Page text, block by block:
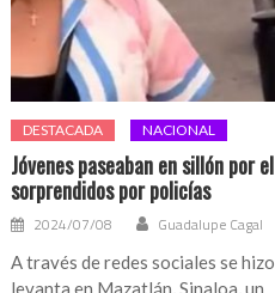
DESTACADA NACIONAL
Jóvenes paseaban en sillón por
sorprendidos por policías
2024/07/08 Guadalupe Cagal
A través de redes sociales se
levanta en Mazatlán, Sinaloa, un